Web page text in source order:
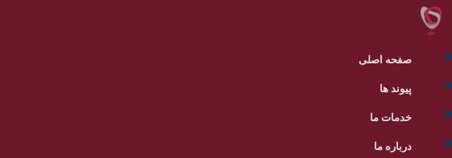
صفحه اصلی
پیوند ها
خدمات ما
درباره ما